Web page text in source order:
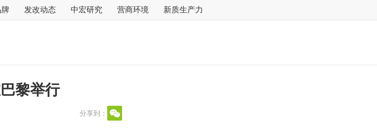
牌 发改动态 中宏研究 营商环境 新质生产力
黎举行
分享到：